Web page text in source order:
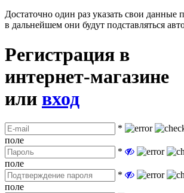
Достаточно один раз указать свои данные
в дальнейшем они будут подставляться
Регистрация в
интернет-магазине
или вход
*
поле
*
поле
*
поле